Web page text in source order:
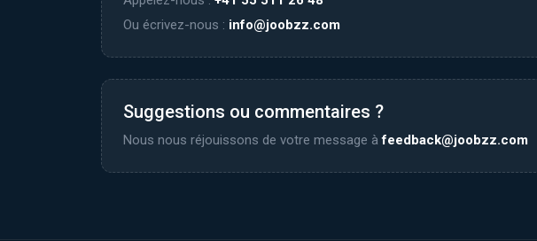
Ou écrivez-nous : info@joobzz.com
Suggestions ou commentaires ?
Nous nous réjouissons de votre message àfeedback@joobzz.com